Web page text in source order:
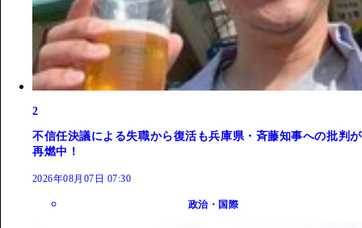
2
不信任決議による失職から復活も兵庫県・斉藤知事への批判が
再燃中！
2026年08月07日 07:30
政治・国際